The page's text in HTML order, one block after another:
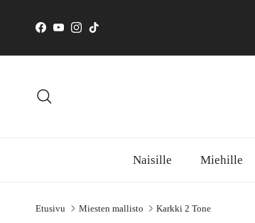
Facebook
YouTube
Instagram
TikTok
Naisille Miehille
Etusivu Miesten mallisto Karkki 2 Tone